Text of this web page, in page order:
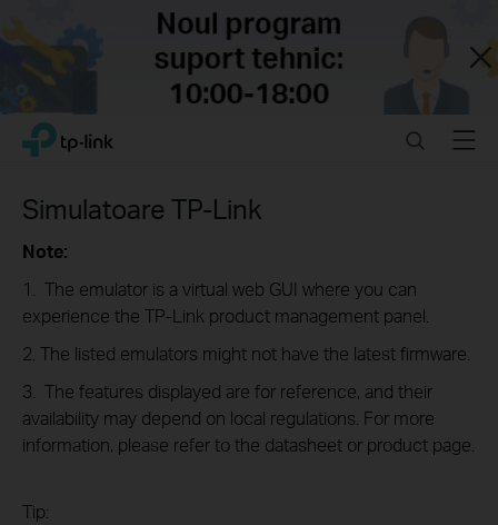
Close
Click
navigation
TP-Link, Reliably Smart SearchMenu
Simulatoare TP-Link
Note:
1. The emulator is a virtual web GUI where you can
experience the TP-Link product management panel.
2. The listed emulators might not have the latest firmware.
3. The features displayed are for reference, and their
availability may depend on local regulations. For more
information, please refer to the datasheet or product page.
Tip: